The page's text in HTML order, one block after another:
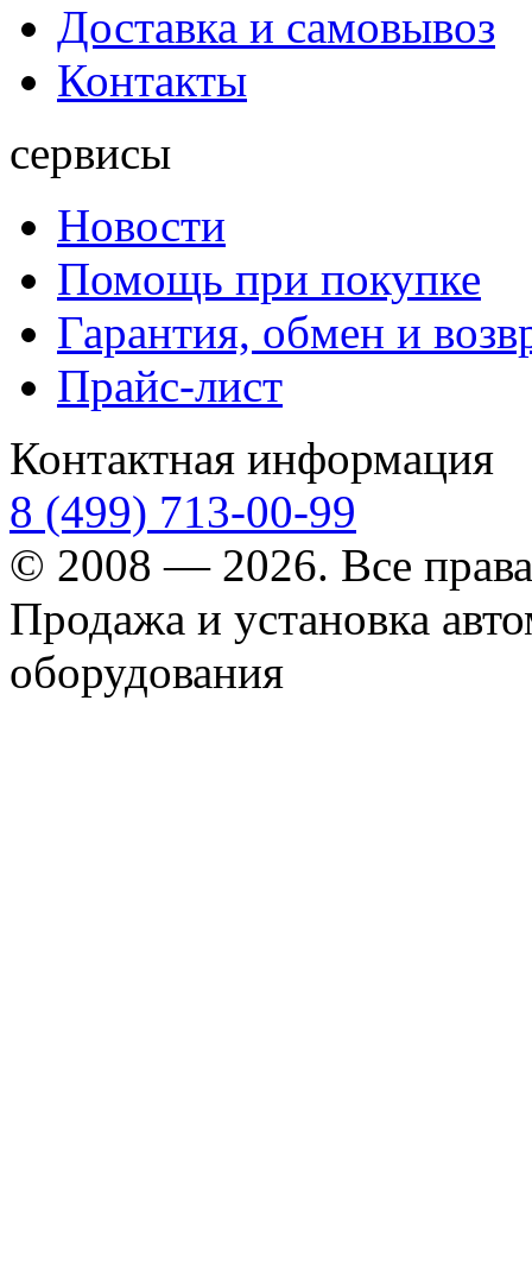
Доставка и самовывоз
Контакты
сервисы
Новости
Помощь при покупке
Гарантия, обмен и
Прайс-лист
Контактная информация
8 (499) 713-00-99
© 2008 — 2026. Все
Продажа и установка
оборудования